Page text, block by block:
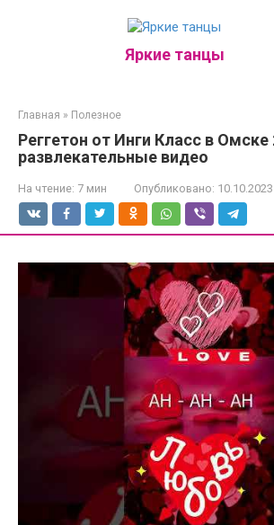
Яркие танцы
Главная » Полезное
Реггетон от Инги Класс в Омске
развлекательные видео
На чтение: 7 мин Опубликовано: 10.10.2023